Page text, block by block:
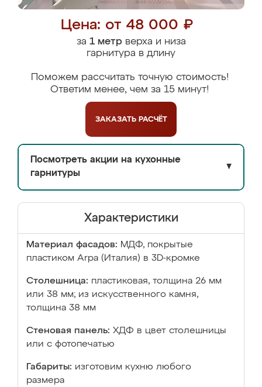
Цена: от 48 000 ₽
за 1 метрверха и низа
гарнитура в длину
Поможем рассчитать точную стоимость!
Ответим менее, чем за 15 минут!
ЗАКАЗАТЬ РАСЧЁТ
Посмотреть акции на кухонные
гарнитуры
▼
Характеристики
Материал фасадов: МДФ, покрытые
пластиком Arpa (Италия) в 3D-кромке
Столешница: пластиковая, толщина 26 мм
или 38 мм; из искусственного камня,
толщина 38 мм
Стеновая панель: ХДФ в цвет столешницы
или с фотопечатью
Габариты: изготовим кухню любого
размера